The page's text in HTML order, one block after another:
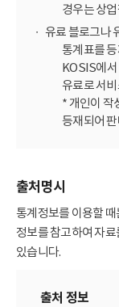
경우는 상
유료 블로그나
통계표를
KOSIS에
유료로 서
* 개인이 작
등재되어
출처명시
통계정보를 이용할 때
정보를 참고하여 자
있습니다.
출처 정보